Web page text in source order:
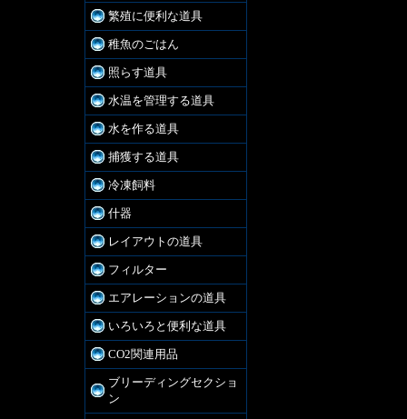
繁殖に便利な道具
稚魚のごはん
照らす道具
水温を管理する道具
水を作る道具
捕獲する道具
冷凍飼料
什器
レイアウトの道具
フィルター
エアレーションの道具
いろいろと便利な道具
CO2関連用品
ブリーディングセクショ
ン